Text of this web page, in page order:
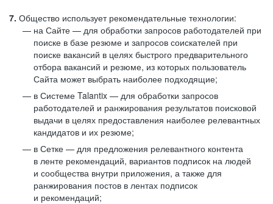
7. Общество использует рекомендательные технологии:
на Сайте — для обработки запросов работодателей при
поиске в базе резюме и запросов соискателей при
поиске вакансий в целях быстрого предварительного
отбора вакансий и резюме, из которых пользователь
Сайта может выбрать наиболее подходящие;
в Системе Talantix — для обработки запросов
работодателей и ранжирования результатов поисковой
выдачи в целях предоставления наиболее релевантных
кандидатов и их резюме;
в Сетке — для предложения релевантного контента
в ленте рекомендаций, вариантов подписок на людей
и сообщества внутри приложения, а также для
ранжирования постов в лентах подписок
и рекомендаций;